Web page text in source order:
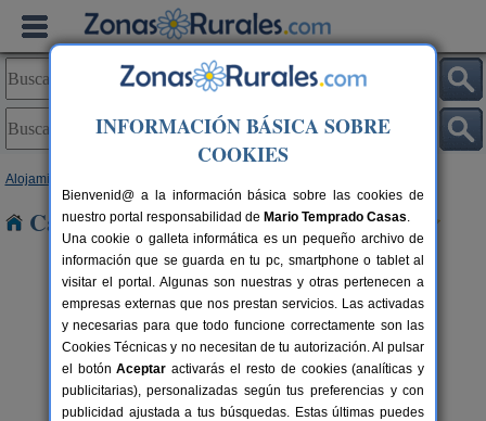
Alojamientos
Casas Rurales cerca de Boinas
4+1 pers.
desde26 €
El Acebo
Beloncio (Asturias)
INFORMACIÓN BÁSICA SOBRE
COOKIES
Bienvenid@ a la información básica sobre las cookies de
nuestro portal responsabilidad de Mario Temprado Casas.
Una cookie o galleta informática es un pequeño archivo de
información que se guarda en tu pc, smartphone o tablet al
visitar el portal. Algunas son nuestras y otras pertenecen a
empresas externas que nos prestan servicios. Las activadas
y necesarias para que todo funcione correctamente son las
Cookies Técnicas y no necesitan de tu autorización. Al pulsar
el botónAceptar activarás el resto de cookies (analíticas y
publicitarias), personalizadas según tus preferencias y con
publicidad ajustada a tus búsquedas. Estas últimas puedes